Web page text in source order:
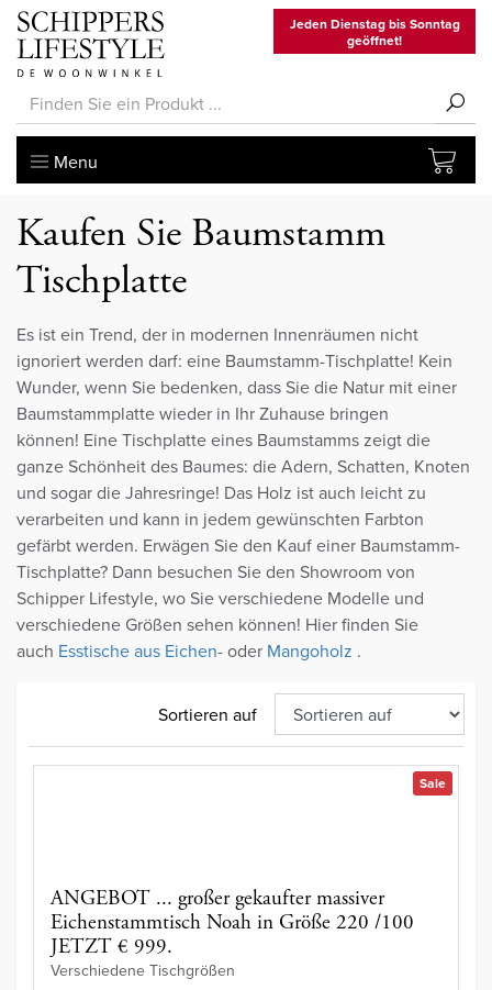
Jeden Dienstag bis Sonntag
geöffnet!
Menu
Kaufen Sie Baumstamm
Tischplatte
Es ist ein Trend, der in modernen Innenräumen nicht
ignoriert werden darf: eine Baumstamm-Tischplatte! Kein
Wunder, wenn Sie bedenken, dass Sie die Natur mit einer
Baumstammplatte wieder in Ihr Zuhause bringen
können! Eine Tischplatte eines Baumstamms zeigt die
ganze Schönheit des Baumes: die Adern, Schatten, Knoten
und sogar die Jahresringe! Das Holz ist auch leicht zu
verarbeiten und kann in jedem gewünschten Farbton
gefärbt werden. Erwägen Sie den Kauf einer Baumstamm-
Tischplatte? Dann besuchen Sie den Showroom von
Schipper Lifestyle, wo Sie verschiedene Modelle und
verschiedene Größen sehen können! Hier finden Sie
auch Esstische aus Eichen- oder Mangoholz .
Sortieren auf
Sale
ANGEBOT ... großer gekaufter massiver
Eichenstammtisch Noah in Größe 220 /100
JETZT € 999.
Verschiedene Tischgrößen